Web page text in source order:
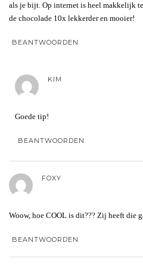
als je bijt. Op internet is heel makkelijk
de chocolade 10x lekkerder en mooier!
BEANTWOORDEN
KIM
Goede tip!
BEANTWOORDEN
FOXY
Woow, hoe COOL is dit??? Zij heeft die
BEANTWOORDEN